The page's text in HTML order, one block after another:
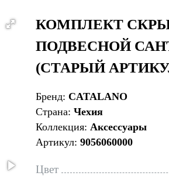
КОМПЛЕКТ
ПОДВЕСНОЙ
(СТАРЫЙ
Бренд: CATALANO
Страна: Чехия
Коллекция: Аксессуары
Артикул: 9056060000
Цвет